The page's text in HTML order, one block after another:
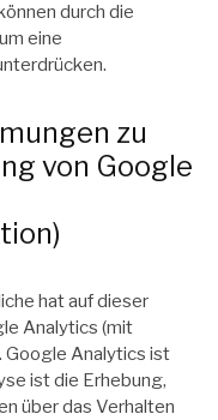
durch die
eine
zu
von Google
hat auf dieser
Analytics (mit
Analytics ist
ist die Erhebung,
über das Verhalten